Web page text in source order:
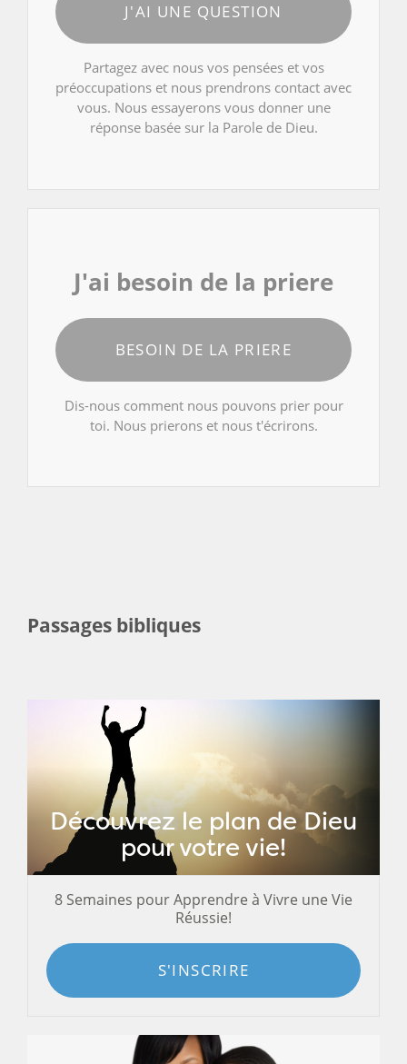
J'AI UNE QUESTION
Partagez avec nous vos pensées et vos
préoccupations et nous prendrons contact avec
vous. Nous essayerons vous donner une
réponse basée sur la Parole de Dieu.
J'ai besoin de la priere
BESOIN DE LA PRIERE
Dis-nous comment nous pouvons prier pour
toi. Nous prierons et nous t'écrirons.
Passages bibliques
Découvrez le plan de Dieu
pour votre vie!
8 Semaines pour Apprendre à Vivre une Vie
Réussie!
S'INSCRIRE